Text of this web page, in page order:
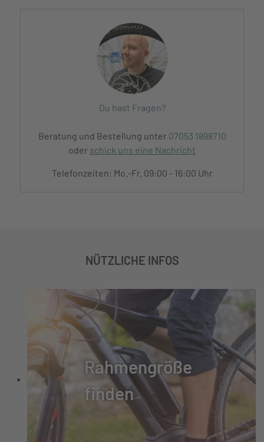
Du hast Fragen?
Beratung und Bestellung unter 07053 1898710
oder schick uns eine Nachricht
Telefonzeiten: Mo.-Fr. 09:00 - 16:00 Uhr
NÜTZLICHE INFOS
Rahmengröße
finden